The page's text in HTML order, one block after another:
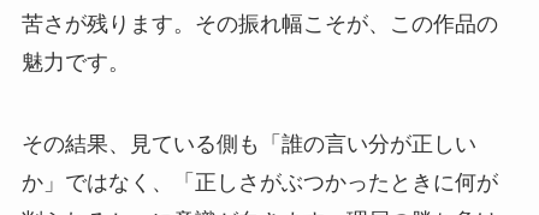
苦さが残ります。その振れ幅こそが、この作品の
魅力です。
その結果、見ている側も「誰の言い分が正しい
か」ではなく、「正しさがぶつかったときに何が